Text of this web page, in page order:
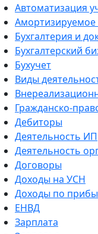
Автоматизация
Бухгалтерия и
Бухгалтерский
Бухучет
Виды
Гражданско-
Дебиторы
Деятельность ИП
Деятельность
Договоры
Доходы на УСН
Доходы по
ЕНВД
Зарплата